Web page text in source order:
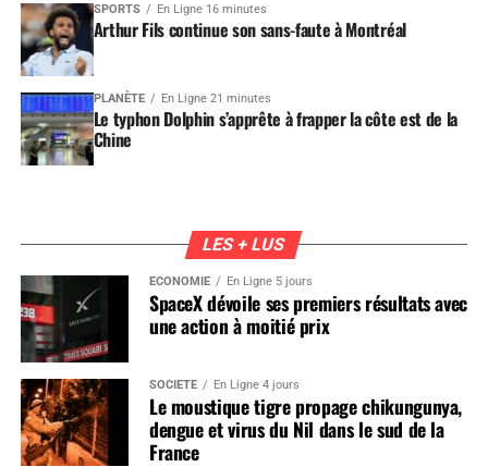
SPORTS En Ligne 16 minutes
Arthur Fils continue son sans-faute à Montréal
PLANÈTE En Ligne 21 minutes
Le typhon Dolphin s’apprête à frapper la côte est de la
Chine
LES + LUS
ÉCONOMIE En Ligne 5 jours
SpaceX dévoile ses premiers résultats avec
une action à moitié prix
SOCIÉTÉ En Ligne 4 jours
Le moustique tigre propage chikungunya,
dengue et virus du Nil dans le sud de la
France